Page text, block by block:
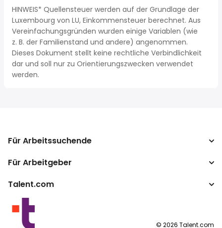
HINWEIS* Quellensteuer werden auf der Grundlage der
Luxembourg von LU, Einkommensteuer berechnet. Aus
Vereinfachungsgründen wurden einige Variablen (wie
z. B. der Familienstand und andere) angenommen.
Dieses Dokument stellt keine rechtliche Verbindlichkeit
dar und soll nur zu Orientierungszwecken verwendet
werden.
Für Arbeitssuchende
Jobs suchen
Gehaltsumrechner
Für Arbeitgeber
Unternehmen
Publisher Programm
Talent.com
Mehr Länder
Nutzungsbedingungen
© 2026 Talent.com